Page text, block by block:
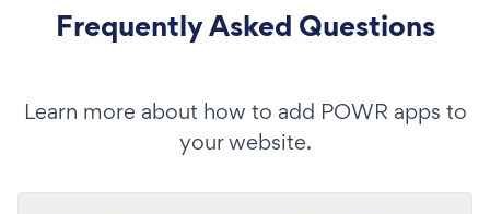
Frequently Asked Questions
Learn more about how to add POWR apps to
your website.